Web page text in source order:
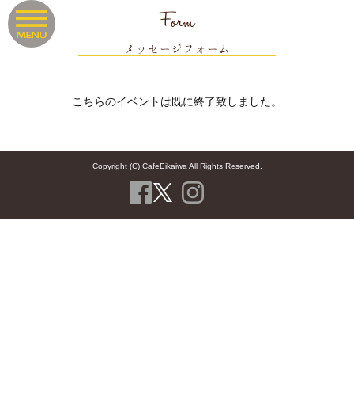
Form
メッセージフォーム
こちらのイベントは既に終了致しました。
Copyright (C) CafeEikaiwa All Rights Reserved.